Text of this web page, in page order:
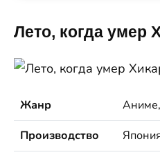
Лето, когда умер
Жанр
Производство